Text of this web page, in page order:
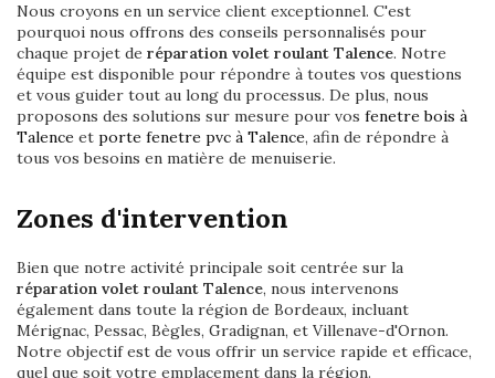
Nous croyons en un service client exceptionnel. C'est
pourquoi nous offrons des conseils personnalisés pour
chaque projet de réparation volet roulant Talence. Notre
équipe est disponible pour répondre à toutes vos questions
et vous guider tout au long du processus. De plus, nous
proposons des solutions sur mesure pour vos fenetre bois à
Talence et porte fenetre pvc à Talence, afin de répondre à
tous vos besoins en matière de menuiserie.
Zones d'intervention
Bien que notre activité principale soit centrée sur la
réparation volet roulant Talence, nous intervenons
également dans toute la région de Bordeaux, incluant
Mérignac, Pessac, Bègles, Gradignan, et Villenave-d'Ornon.
Notre objectif est de vous offrir un service rapide et efficace,
quel que soit votre emplacement dans la région.